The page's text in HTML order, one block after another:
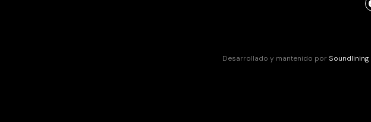
Desarrollado y mantenido porSoundlining